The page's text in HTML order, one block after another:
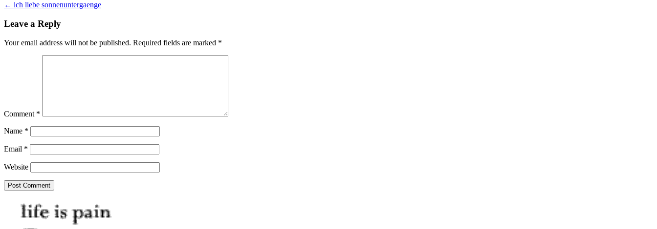
navigation
← ich liebe sonnenuntergaenge
Leave a Reply
Your email address will not be published. Required fields are marked *
Comment *
Name *
Email *
Website